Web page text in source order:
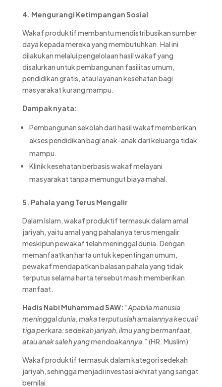
4. Mengurangi Ketimpangan Sosial
Wakaf produktif membantu mendistribusikan sumber
daya kepada mereka yang membutuhkan. Hal ini
dilakukan melalui pengelolaan hasil wakaf yang
disalurkan untuk pembangunan fasilitas umum,
pendidikan gratis, atau layanan kesehatan bagi
masyarakat kurang mampu.
Dampak nyata:
Pembangunan sekolah dari hasil wakaf memberikan
akses pendidikan bagi anak-anak dari keluarga tidak
mampu.
Klinik kesehatan berbasis wakaf melayani
masyarakat tanpa memungut biaya mahal.
5. Pahala yang Terus Mengalir
Dalam Islam, wakaf produktif termasuk dalam amal
jariyah, yaitu amal yang pahalanya terus mengalir
meskipun pewakaf telah meninggal dunia. Dengan
memanfaatkan harta untuk kepentingan umum,
pewakaf mendapatkan balasan pahala yang tidak
terputus selama harta tersebut masih memberikan
manfaat.
Hadis Nabi Muhammad SAW: “Apabila manusia
meninggal dunia, maka terputuslah amalannya kecuali
tiga perkara: sedekah jariyah, ilmu yang bermanfaat,
atau anak saleh yang mendoakannya.”(HR. Muslim)
Wakaf produktif termasuk dalam kategori sedekah
jariyah, sehingga menjadi investasi akhirat yang sangat
bernilai.